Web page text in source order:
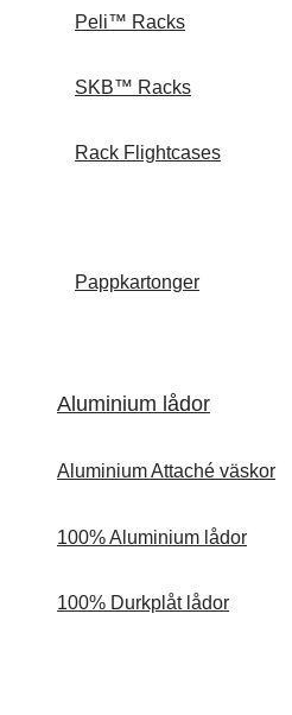
Peli™ Racks
SKB™ Racks
Rack Flightcases
Pappkartonger
Aluminium lådor
Aluminium Attaché väskor
100% Aluminium lådor
100% Durkplåt lådor